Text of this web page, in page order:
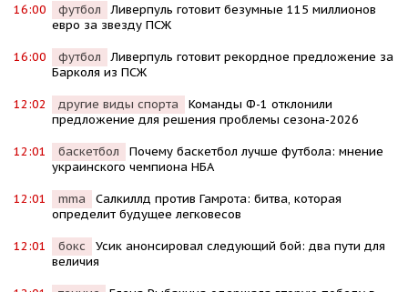
16:00 футбол
Ливерпуль готовит безумные 115 миллионов
евро за звезду ПСЖ
16:00 футбол
Ливерпуль готовит рекордное предложение за
Барколя из ПСЖ
12:02 другие виды спорта
Команды Ф-1 отклонили
предложение для решения проблемы сезона-2026
12:01 баскетбол
Почему баскетбол лучше футбола: мнение
украинского чемпиона НБА
12:01 mma
Салкиллд против Гамрота: битва, которая
определит будущее легковесов
12:01 бокс
Усик анонсировал следующий бой: два пути для
величия